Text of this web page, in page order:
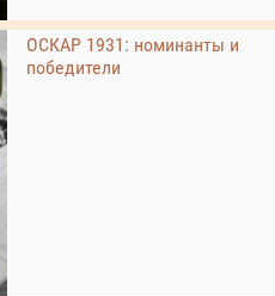
ОСКАР 1931: номинанты и
победители